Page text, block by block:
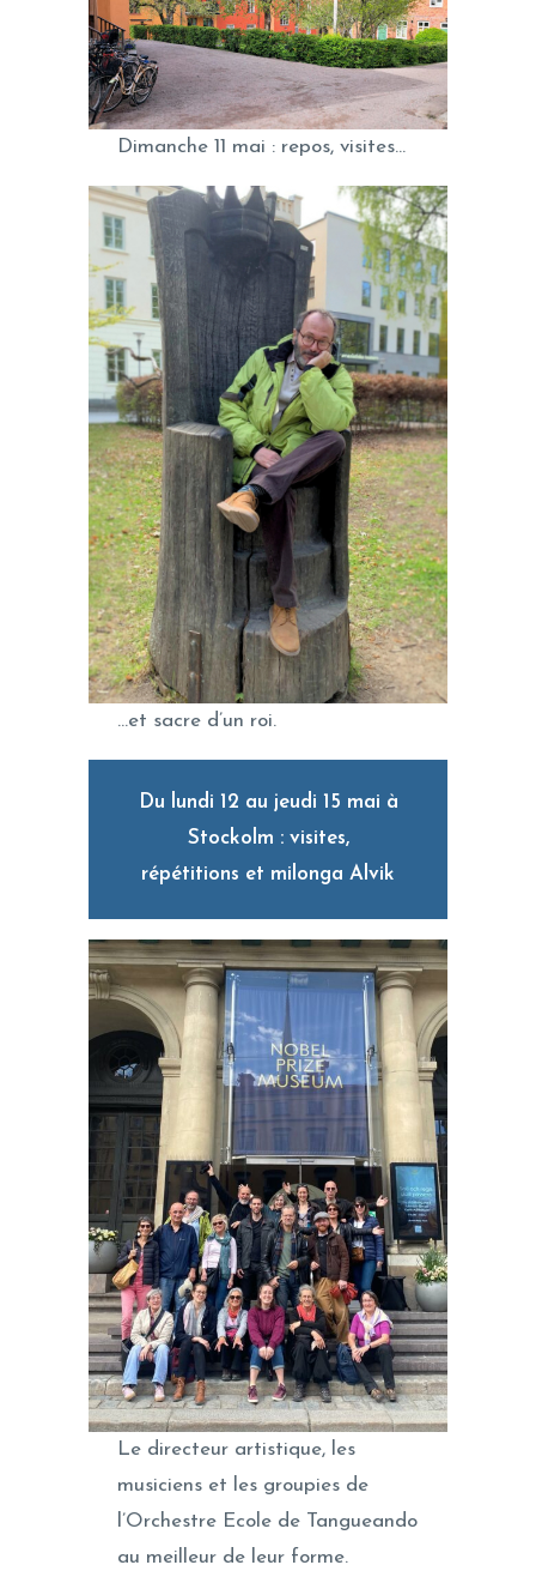
Dimanche 11 mai : repos, visites…
…et sacre d’un roi.
Du lundi 12 au jeudi 15 mai à
Stockolm : visites,
répétitions et milonga Alvik
Le directeur artistique, les
musiciens et les groupies de
l’Orchestre Ecole de Tangueando
au meilleur de leur forme.